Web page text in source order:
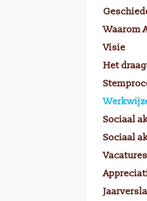
Waarom
Visie
Het
Sociaal
Sociaal
Vacatures